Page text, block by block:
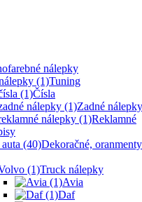
nálepky
Tuning
Čísla
Zadné nálepky
Reklamné
Dekoračné,
Truck nálepky
Avia
Daf